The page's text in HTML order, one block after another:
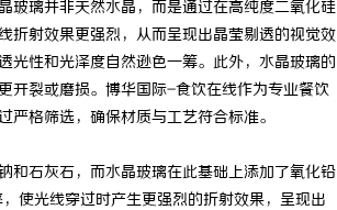
玻璃并非天然水晶，而是通过在高纯度二氧化硅
折射效果更强烈，从而呈现出晶莹剔透的视觉效
光性和光泽度自然逊色一筹。此外，水晶玻璃的
开裂或磨损。博华国际-食饮在线作为专业餐饮
格筛选，确保材质与工艺符合标准。
和石灰石，而水晶玻璃在此基础上添加了氧化铅
使光线穿过时产生更强烈的折射效果，呈现出